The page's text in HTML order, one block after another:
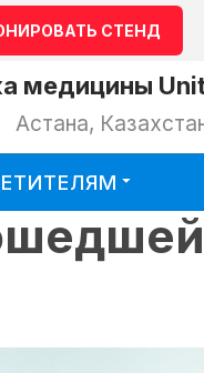
СТЕНД
медицины
Астана,